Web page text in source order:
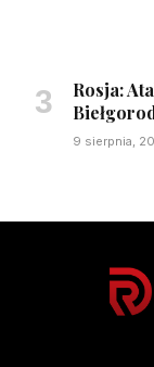
Rosja:
9 sierpnia,